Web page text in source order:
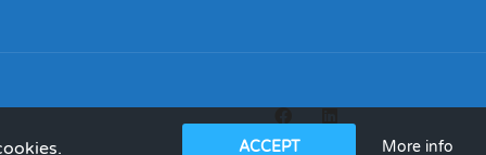
ACCEPT More info